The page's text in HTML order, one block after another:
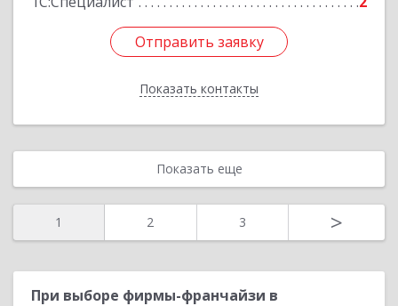
Отправить заявку
Показать контакты
Отправить заявку
Назад
Показать еще
1 2 3 >
При выборе фирмы-франчайзи в